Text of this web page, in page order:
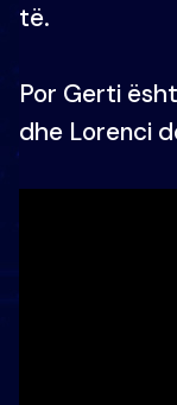
të.
Por Gerti
dhe Lorenci